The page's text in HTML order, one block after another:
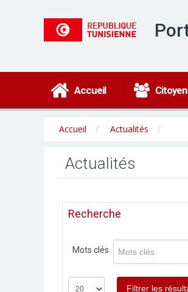
Accueil
Accueil Actualités
Actualités
Recherche
Mots clés